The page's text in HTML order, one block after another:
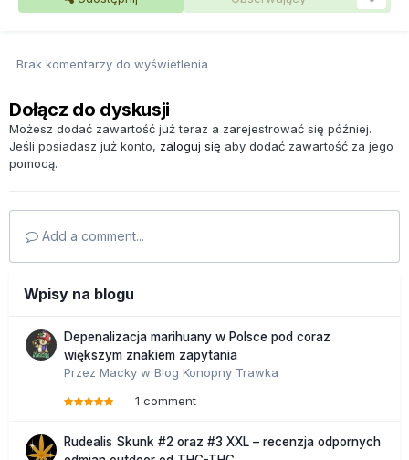
Brak komentarzy do wyświetlenia
Dołącz do dyskusji
Możesz dodać zawartość już teraz a zarejestrować się później.
Jeśli posiadasz już konto, zaloguj się aby dodać zawartość za jego
pomocą.
Add a comment...
Wpisy na blogu
Depenalizacja marihuany w Polsce pod coraz
większym znakiem zapytania
Przez Macky w Blog Konopny Trawka
1 comment
Rudealis Skunk #2 oraz #3 XXL – recenzja odpornych